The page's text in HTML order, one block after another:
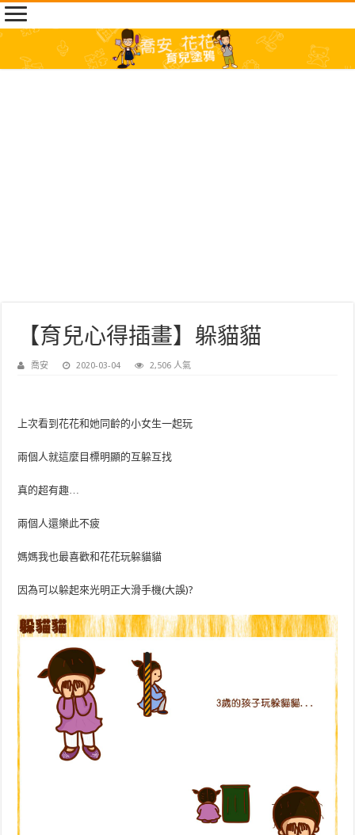
【育兒心得插畫】躲貓貓
喬安 2020-03-04 2,506 人氣
上次看到花花和她同齡的小女生一起玩
兩個人就這麼目標明顯的互躲互找
真的超有趣…
兩個人還樂此不疲
媽媽我也最喜歡和花花玩躲貓貓
因為可以躲起來光明正大滑手機(大誤)?